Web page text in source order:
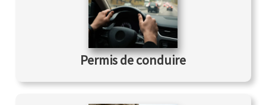
Permis de conduire